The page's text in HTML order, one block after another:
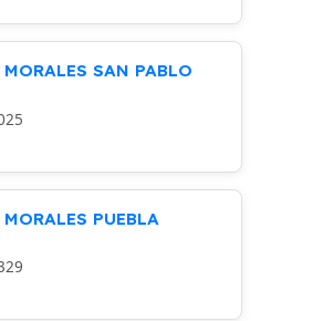
SAN PABLO
PUEBLA